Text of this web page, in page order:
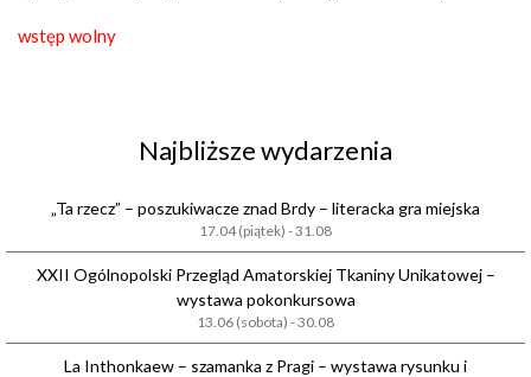
wstęp wolny
Najbliższe wydarzenia
„Ta rzecz” – poszukiwacze znad Brdy – literacka gra miejska
17.04 (piątek) - 31.08
XXII Ogólnopolski Przegląd Amatorskiej Tkaniny Unikatowej –
wystawa pokonkursowa
13.06 (sobota) - 30.08
La Inthonkaew – szamanka z Pragi – wystawa rysunku i